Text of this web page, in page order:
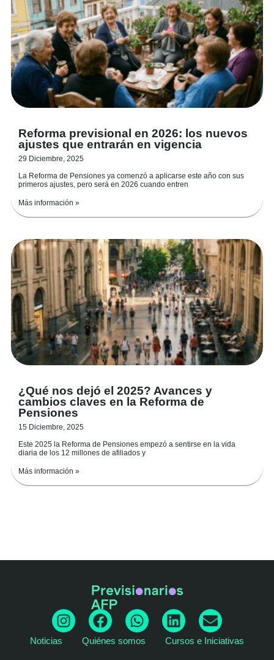
Reforma previsional en 2026: los nuevos
ajustes que entrarán en vigencia
29 Diciembre, 2025
La Reforma de Pensiones ya comenzó a aplicarse este año con sus
primeros ajustes, pero será en 2026 cuando entren
Más información »
¿Qué nos dejó el 2025? Avances y
cambios claves en la Reforma de
Pensiones
15 Diciembre, 2025
Este 2025 la Reforma de Pensiones empezó a sentirse en la vida
diaria de los 12 millones de afiliados y
Más información »
I
n
F
a
c
W
h
a
L
i
n
E
n
v
Noticias Quiénes somos Cursos e Iniciativas